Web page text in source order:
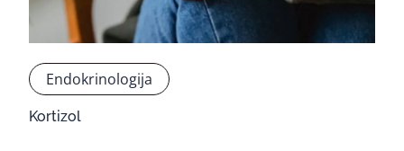
Endokrinologija
Kortizol